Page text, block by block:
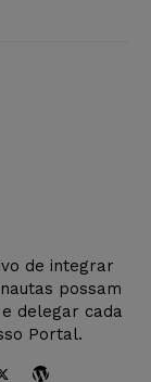
de integrar
possam
delegar cada
Portal.